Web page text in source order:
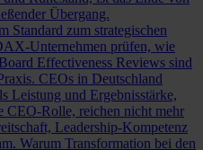
Übergang.
Standard zum strategischen
Unternehmen prüfen, wie
Effectiveness Reviews sind
CEOs in Deutschland
Leistung und Ergebnisstärke,
CEO-Rolle, reichen nicht mehr
Leadership-Kompetenz
Warum Transformation bei den